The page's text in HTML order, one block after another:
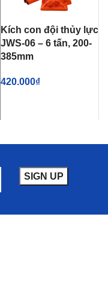
Kích con đội thủy lực
JWS-06 – 6 tấn, 200-
385mm
420.000₫